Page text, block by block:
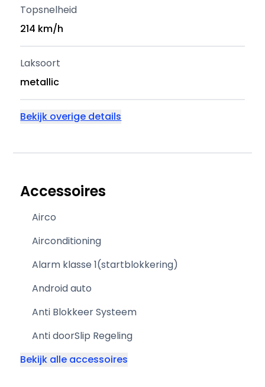
Topsnelheid
214 km/h
Laksoort
metallic
Bekijk overige details
Accessoires
Airco
Airconditioning
Alarm klasse 1(startblokkering)
Android auto
Anti Blokkeer Systeem
Anti doorSlip Regeling
Bekijk alle accessoires